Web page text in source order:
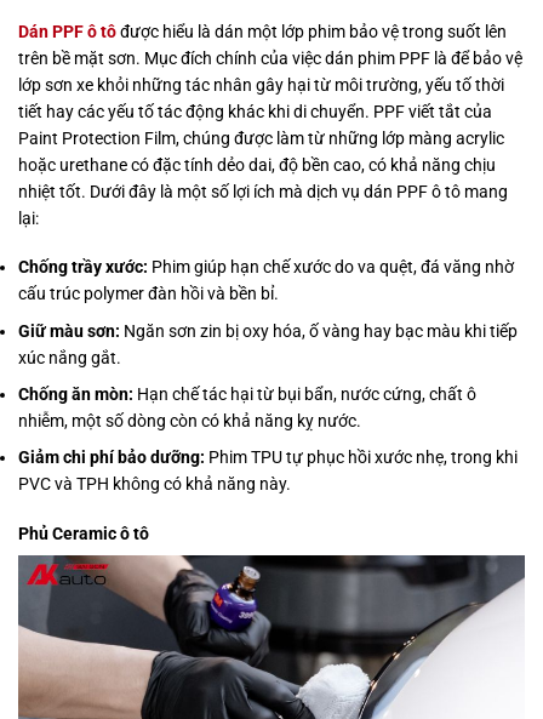
Dán PPF ô tôđược hiểu là dán một lớp phim bảo vệ trong suốt lên
trên bề mặt sơn. Mục đích chính của việc dán phim PPF là để bảo vệ
lớp sơn xe khỏi những tác nhân gây hại từ môi trường, yếu tố thời
tiết hay các yếu tố tác động khác khi di chuyển. PPF viết tắt của
Paint Protection Film, chúng được làm từ những lớp màng acrylic
hoặc urethane có đặc tính dẻo dai, độ bền cao, có khả năng chịu
nhiệt tốt. Dưới đây là một số lợi ích mà dịch vụ dán PPF ô tô mang
lại:
Chống trầy xước: Phim giúp hạn chế xước do va quệt, đá văng nhờ
cấu trúc polymer đàn hồi và bền bỉ.
Giữ màu sơn: Ngăn sơn zin bị oxy hóa, ố vàng hay bạc màu khi tiếp
xúc nắng gắt.
Chống ăn mòn: Hạn chế tác hại từ bụi bẩn, nước cứng, chất ô
nhiễm, một số dòng còn có khả năng kỵ nước.
Giảm chi phí bảo dưỡng: Phim TPU tự phục hồi xước nhẹ, trong khi
PVC và TPH không có khả năng này.
Phủ Ceramic ô tô